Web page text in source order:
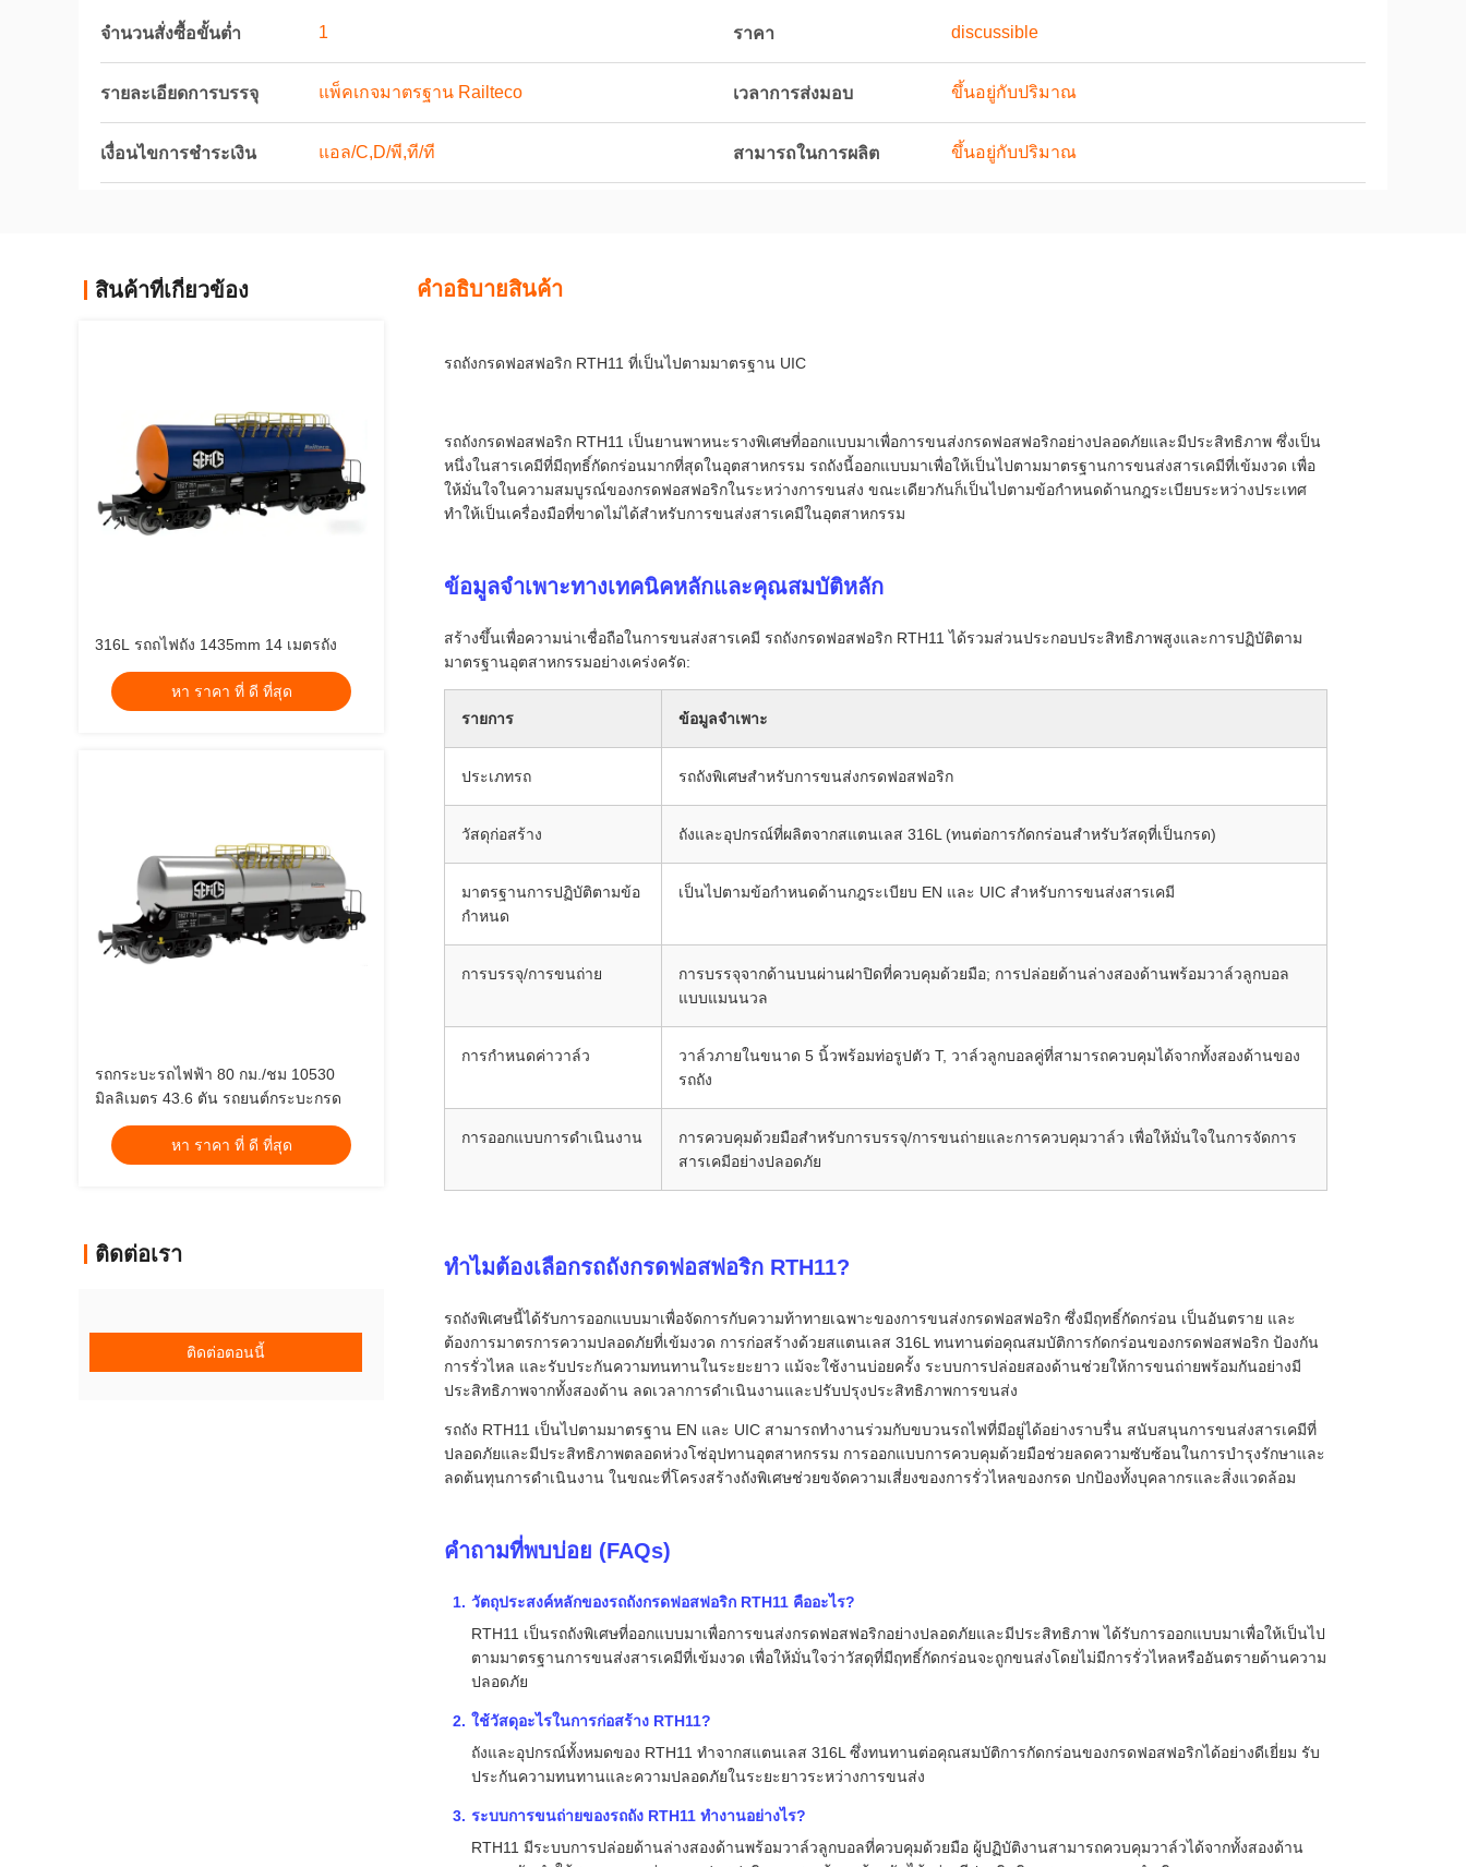
จำนวนสั่งซื้อขั้นต่ำ 1 ราคา discussible
รายละเอียดการบรรจุ แพ็คเกจมาตรฐาน Railteco เวลาการส่งมอบ ขึ้นอยู่กับปริมาณ
เงื่อนไขการชำระเงิน แอล/C,D/พี,ที/ที สามารถในการผลิต ขึ้นอยู่กับปริมาณ
สินค้าที่เกี่ยวข้อง
316L รถถไฟถัง 1435mm 14 เมตรถัง
หา ราคา ที่ ดี ที่สุด
รถกระบะรถไฟฟ้า 80 กม./ชม 10530
มิลลิเมตร 43.6 ตัน รถยนต์กระบะกรด
หา ราคา ที่ ดี ที่สุด
ติดต่อเรา
ติดต่อตอนนี้
คําอธิบายสินค้า
รถถังกรดฟอสฟอริก RTH11 ที่เป็นไปตามมาตรฐาน UIC
รถถังกรดฟอสฟอริก RTH11 เป็นยานพาหนะรางพิเศษที่ออกแบบมาเพื่อการขนส่งกรดฟอสฟอริกอย่างปลอดภัยและมีประสิทธิภาพ ซึ่งเป็น
หนึ่งในสารเคมีที่มีฤทธิ์กัดกร่อนมากที่สุดในอุตสาหกรรม รถถังนี้ออกแบบมาเพื่อให้เป็นไปตามมาตรฐานการขนส่งสารเคมีที่เข้มงวด เพื่อ
ให้มั่นใจในความสมบูรณ์ของกรดฟอสฟอริกในระหว่างการขนส่ง ขณะเดียวกันก็เป็นไปตามข้อกำหนดด้านกฎระเบียบระหว่างประเทศ
ทำให้เป็นเครื่องมือที่ขาดไม่ได้สำหรับการขนส่งสารเคมีในอุตสาหกรรม
ข้อมูลจำเพาะทางเทคนิคหลักและคุณสมบัติหลัก
สร้างขึ้นเพื่อความน่าเชื่อถือในการขนส่งสารเคมี รถถังกรดฟอสฟอริก RTH11 ได้รวมส่วนประกอบประสิทธิภาพสูงและการปฏิบัติตาม
มาตรฐานอุตสาหกรรมอย่างเคร่งครัด:
รายการ ข้อมูลจำเพาะ
ประเภทรถ รถถังพิเศษสำหรับการขนส่งกรดฟอสฟอริก
วัสดุก่อสร้าง ถังและอุปกรณ์ที่ผลิตจากสแตนเลส 316L (ทนต่อการกัดกร่อนสำหรับวัสดุที่เป็นกรด)
มาตรฐานการปฏิบัติตามข้อ
กำหนด
เป็นไปตามข้อกำหนดด้านกฎระเบียบ EN และ UIC สำหรับการขนส่งสารเคมี
การบรรจุ/การขนถ่าย
การบรรจุจากด้านบนผ่านฝาปิดที่ควบคุมด้วยมือ; การปล่อยด้านล่างสองด้านพร้อมวาล์วลูกบอล
แบบแมนนวล
การกำหนดค่าวาล์ว
วาล์วภายในขนาด 5 นิ้วพร้อมท่อรูปตัว T, วาล์วลูกบอลคู่ที่สามารถควบคุมได้จากทั้งสองด้านของ
รถถัง
การออกแบบการดำเนินงาน
การควบคุมด้วยมือสำหรับการบรรจุ/การขนถ่ายและการควบคุมวาล์ว เพื่อให้มั่นใจในการจัดการ
สารเคมีอย่างปลอดภัย
ทำไมต้องเลือกรถถังกรดฟอสฟอริก RTH11?
รถถังพิเศษนี้ได้รับการออกแบบมาเพื่อจัดการกับความท้าทายเฉพาะของการขนส่งกรดฟอสฟอริก ซึ่งมีฤทธิ์กัดกร่อน เป็นอันตราย และ
ต้องการมาตรการความปลอดภัยที่เข้มงวด การก่อสร้างด้วยสแตนเลส 316L ทนทานต่อคุณสมบัติการกัดกร่อนของกรดฟอสฟอริก ป้องกัน
การรั่วไหล และรับประกันความทนทานในระยะยาว แม้จะใช้งานบ่อยครั้ง ระบบการปล่อยสองด้านช่วยให้การขนถ่ายพร้อมกันอย่างมี
ประสิทธิภาพจากทั้งสองด้าน ลดเวลาการดำเนินงานและปรับปรุงประสิทธิภาพการขนส่ง
รถถัง RTH11 เป็นไปตามมาตรฐาน EN และ UIC สามารถทำงานร่วมกับขบวนรถไฟที่มีอยู่ได้อย่างราบรื่น สนับสนุนการขนส่งสารเคมีที่
ปลอดภัยและมีประสิทธิภาพตลอดห่วงโซ่อุปทานอุตสาหกรรม การออกแบบการควบคุมด้วยมือช่วยลดความซับซ้อนในการบำรุงรักษาและ
ลดต้นทุนการดำเนินงาน ในขณะที่โครงสร้างถังพิเศษช่วยขจัดความเสี่ยงของการรั่วไหลของกรด ปกป้องทั้งบุคลากรและสิ่งแวดล้อม
คำถามที่พบบ่อย (FAQs)
วัตถุประสงค์หลักของรถถังกรดฟอสฟอริก RTH11 คืออะไร?
RTH11 เป็นรถถังพิเศษที่ออกแบบมาเพื่อการขนส่งกรดฟอสฟอริกอย่างปลอดภัยและมีประสิทธิภาพ ได้รับการออกแบบมาเพื่อให้เป็นไป
ตามมาตรฐานการขนส่งสารเคมีที่เข้มงวด เพื่อให้มั่นใจว่าวัสดุที่มีฤทธิ์กัดกร่อนจะถูกขนส่งโดยไม่มีการรั่วไหลหรืออันตรายด้านความ
ปลอดภัย
ใช้วัสดุอะไรในการก่อสร้าง RTH11?
ถังและอุปกรณ์ทั้งหมดของ RTH11 ทำจากสแตนเลส 316L ซึ่งทนทานต่อคุณสมบัติการกัดกร่อนของกรดฟอสฟอริกได้อย่างดีเยี่ยม รับ
ประกันความทนทานและความปลอดภัยในระยะยาวระหว่างการขนส่ง
ระบบการขนถ่ายของรถถัง RTH11 ทำงานอย่างไร?
RTH11 มีระบบการปล่อยด้านล่างสองด้านพร้อมวาล์วลูกบอลที่ควบคุมด้วยมือ ผู้ปฏิบัติงานสามารถควบคุมวาล์วได้จากทั้งสองด้าน